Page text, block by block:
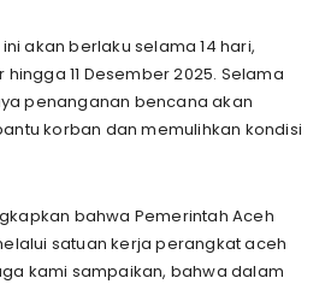
akan berlaku selama 14 hari,
11 Desember 2025. Selama
penanganan bencana akan
korban dan memulihkan kondisi
bahwa Pemerintah Aceh
satuan kerja perangkat aceh
kami sampaikan, bahwa dalam